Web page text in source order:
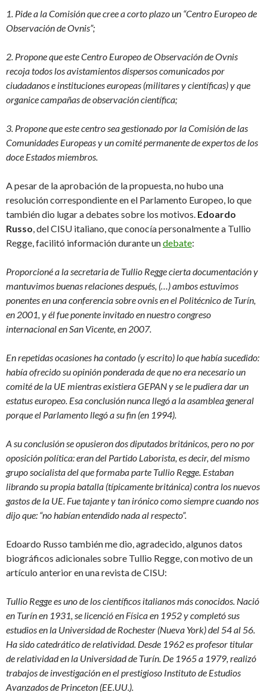
1. Pide a la Comisión que cree a corto plazo un “Centro Europeo de
Observación de Ovnis”;
2. Propone que este Centro Europeo de Observación de Ovnis
recoja todos los avistamientos dispersos comunicados por
ciudadanos e instituciones europeas (militares y científicas) y que
organice campañas de observación científica;
3. Propone que este centro sea gestionado por la Comisión de las
Comunidades Europeas y un comité permanente de expertos de los
doce Estados miembros.
A pesar de la aprobación de la propuesta, no hubo una
resolución correspondiente en el Parlamento Europeo, lo que
también dio lugar a debates sobre los motivos. Edoardo
Russo, del CISU italiano, que conocía personalmente a Tullio
Regge, facilitó información durante undebate:
Proporcioné a la secretaria de Tullio Regge cierta documentación y
mantuvimos buenas relaciones después, (…) ambos estuvimos
ponentes en una conferencia sobre ovnis en el Politécnico de Turín,
en 2001, y él fue ponente invitado en nuestro congreso
internacional en San Vicente, en 2007.
En repetidas ocasiones ha contado (y escrito) lo que había sucedido:
había ofrecido su opinión ponderada de que no era necesario un
comité de la UE mientras existiera GEPAN y se le pudiera dar un
estatus europeo. Esa conclusión nunca llegó a la asamblea general
porque el Parlamento llegó a su fin (en 1994).
A su conclusión se opusieron dos diputados británicos, pero no por
oposición política: eran del Partido Laborista, es decir, del mismo
grupo socialista del que formaba parte Tullio Regge. Estaban
librando su propia batalla (típicamente británica) contra los nuevos
gastos de la UE. Fue tajante y tan irónico como siempre cuando nos
dijo que: “no habían entendido nada al respecto”.
Edoardo Russo también me dio, agradecido, algunos datos
biográficos adicionales sobre Tullio Regge, con motivo de un
artículo anterior en una revista de CISU:
Tullio Regge es uno de los científicos italianos más conocidos. Nació
en Turín en 1931, se licenció en Física en 1952 y completó sus
estudios en la Universidad de Rochester (Nueva York) del 54 al 56.
Ha sido catedrático de relatividad. Desde 1962 es profesor titular
de relatividad en la Universidad de Turín. De 1965 a 1979, realizó
trabajos de investigación en el prestigioso Instituto de Estudios
Avanzados de Princeton (EE.UU.).